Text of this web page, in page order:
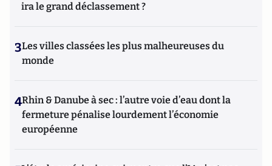
ira le grand déclassement ?
3Les villes classées les plus malheureuses du
monde
4Rhin & Danube à sec : l’autre voie d’eau dont la
fermeture pénalise lourdement l’économie
européenne